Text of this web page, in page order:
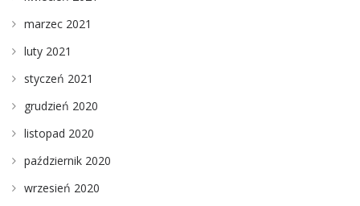
marzec 2021
luty 2021
styczeń 2021
grudzień 2020
listopad 2020
październik 2020
wrzesień 2020